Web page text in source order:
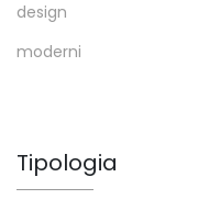
design
moderni
Tipologia